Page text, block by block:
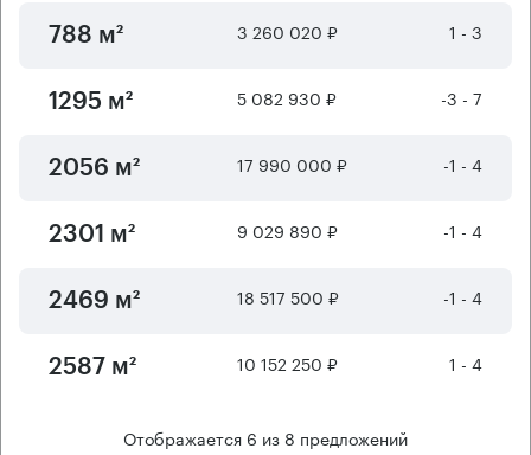
788 м² 3 260 020 ₽ 1 - 3
1295 м² 5 082 930 ₽ -3 - 7
2056 м² 17 990 000 ₽ -1 - 4
2301 м² 9 029 890 ₽ -1 - 4
2469 м² 18 517 500 ₽ -1 - 4
2587 м² 10 152 250 ₽ 1 - 4
Отображается 6 из 8 предложений